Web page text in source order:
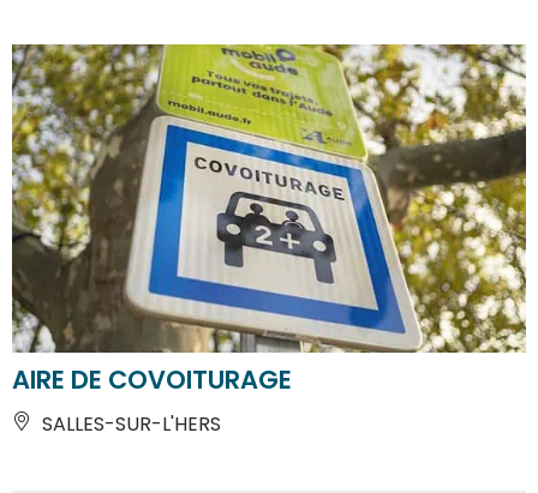
AIRE DE COVOITURAGE
SALLES-SUR-L'HERS